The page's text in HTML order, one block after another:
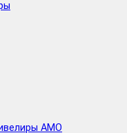
AMO